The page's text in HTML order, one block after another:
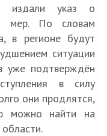
издали указ о
мер. По словам
в регионе будут
ситуации
уже подтверждён
в силу
они продлятся,
можно найти на